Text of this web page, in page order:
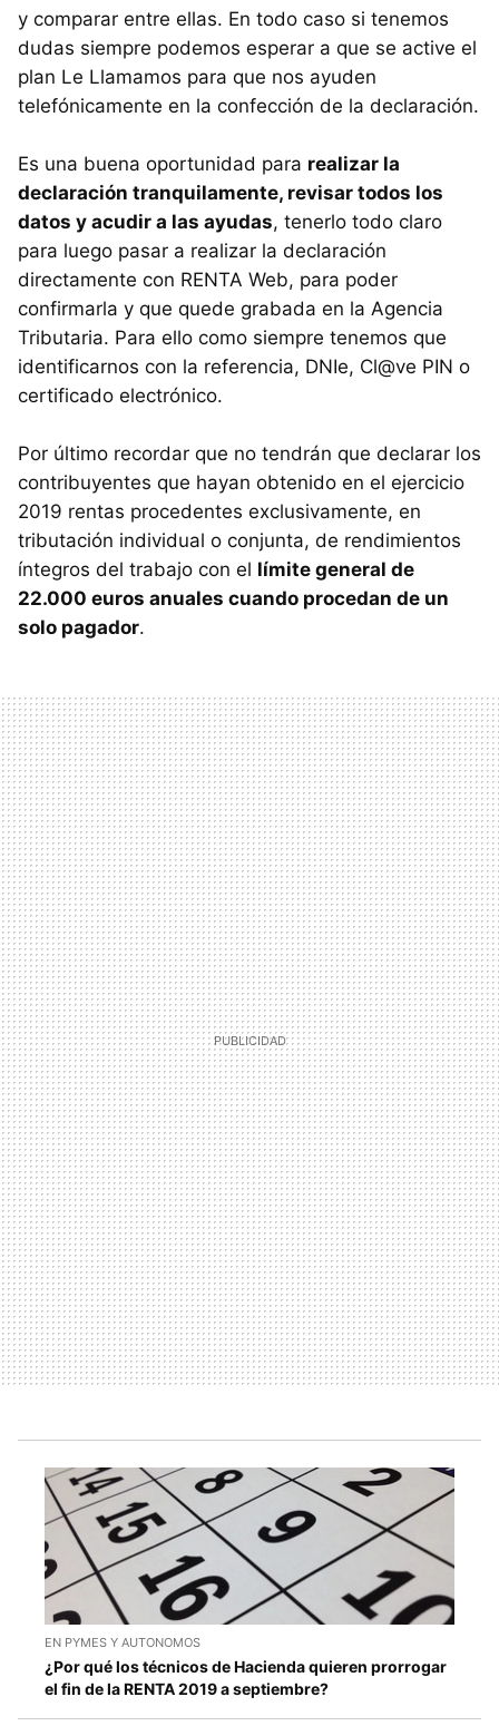
y comparar entre ellas. En todo caso si tenemos
dudas siempre podemos esperar a que se active el
plan Le Llamamos para que nos ayuden
telefónicamente en la confección de la declaración.
Es una buena oportunidad para realizar la
declaración tranquilamente, revisar todos los
datos y acudir a las ayudas, tenerlo todo claro
para luego pasar a realizar la declaración
directamente con RENTA Web, para poder
confirmarla y que quede grabada en la Agencia
Tributaria. Para ello como siempre tenemos que
identificarnos con la referencia, DNIe, Cl@ve PIN o
certificado electrónico.
Por último recordar que no tendrán que declarar los
contribuyentes que hayan obtenido en el ejercicio
2019 rentas procedentes exclusivamente, en
tributación individual o conjunta, de rendimientos
íntegros del trabajo con el límite general de
22.000 euros anuales cuando procedan de un
solo pagador.
EN PYMES Y AUTONOMOS
¿Por qué los técnicos de Hacienda quieren prorrogar
el fin de la RENTA 2019 a septiembre?